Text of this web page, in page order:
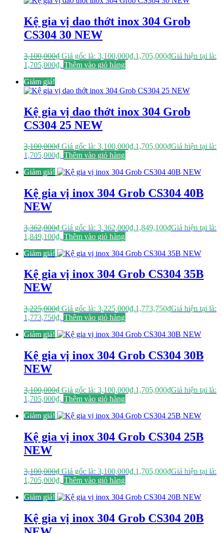
Kệ gia vị dao thớt inox 304 Grob
CS304 30 NEW
3,100,000₫ Giá gốc là: 3,100,000₫.1,705,000₫Giá hiện tại là:
1,705,000₫. Thêm vào giỏ hàng
Giảm giá!
Kệ gia vị dao thớt inox 304 Grob
CS304 25 NEW
3,100,000₫ Giá gốc là: 3,100,000₫.1,705,000₫Giá hiện tại là:
1,705,000₫. Thêm vào giỏ hàng
Giảm giá!
Kệ gia vị inox 304 Grob CS304 40B
NEW
3,362,000₫ Giá gốc là: 3,362,000₫.1,849,100₫Giá hiện tại là:
1,849,100₫. Thêm vào giỏ hàng
Giảm giá!
Kệ gia vị inox 304 Grob CS304 35B
NEW
3,225,000₫ Giá gốc là: 3,225,000₫.1,773,750₫Giá hiện tại là:
1,773,750₫. Thêm vào giỏ hàng
Giảm giá!
Kệ gia vị inox 304 Grob CS304 30B
NEW
3,100,000₫ Giá gốc là: 3,100,000₫.1,705,000₫Giá hiện tại là:
1,705,000₫. Thêm vào giỏ hàng
Giảm giá!
Kệ gia vị inox 304 Grob CS304 25B
NEW
3,100,000₫ Giá gốc là: 3,100,000₫.1,705,000₫Giá hiện tại là:
1,705,000₫. Thêm vào giỏ hàng
Giảm giá!
Kệ gia vị inox 304 Grob CS304 20B